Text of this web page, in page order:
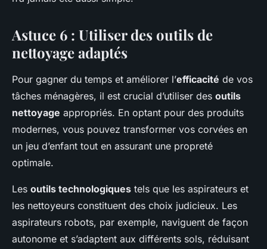
Astuce 6 : Utiliser des outils de
nettoyage adaptés
Pour gagner du temps et améliorer l’efficacité de vos
tâches ménagères, il est crucial d’utiliser des outils
nettoyage appropriés. En optant pour des produits
modernes, vous pouvez transformer vos corvées en
un jeu d’enfant tout en assurant une propreté
optimale.
Les outils technologiques tels que les aspirateurs et
les nettoyeurs constituent des choix judicieux. Les
aspirateurs robots, par exemple, naviguent de façon
autonome et s’adaptent aux différents sols, réduisant